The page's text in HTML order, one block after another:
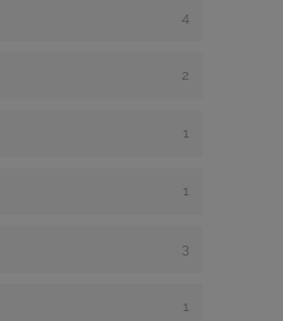
4
2
1
1
3
1